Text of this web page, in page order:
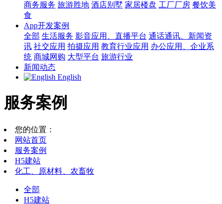
商务服务 旅游胜地 酒店别墅 家居楼盘 工厂厂房 餐饮美
食
App开发案例
全部 生活服务 影音应用、直播平台 通话通讯、新闻资
讯 社交应用 拍摄应用 教育行业应用 办公应用、企业系
统 商城网购 大型平台 旅游行业
新闻动态
English
服务案例
您的位置：
网站首页
服务案例
H5建站
化工、原材料、农畜牧
全部
H5建站